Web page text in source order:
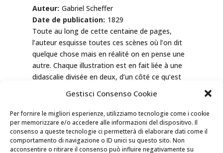
Gestisci Consenso Cookie
Per fornire le migliori esperienze, utilizziamo tecnologie come i cookie
per memorizzare e/o accedere alle informazioni del dispositivo. Il
consenso a queste tecnologie ci permetterà di elaborare dati come il
comportamento di navigazione o ID unici su questo sito. Non
acconsentire o ritirare il consenso può influire negativamente su
Auteur: Gabriel Scheffer
Date de publication: 1829
Toute au long de cette centaine de pages,
l’auteur esquisse toutes ces scènes où l’on dit
quelque chose mais en réalité on en pense une
autre. Chaque illustration est en fait liée à une
didascalie divisée en deux, d’un côté ce qu’est
pensé. Par exemple, un neveu dit à son oncle : «
Que je suis donc enchanté, mon oncle, de vous
voir rétabli », mais en réalité il pense: « Ça recule
l’héritage ».